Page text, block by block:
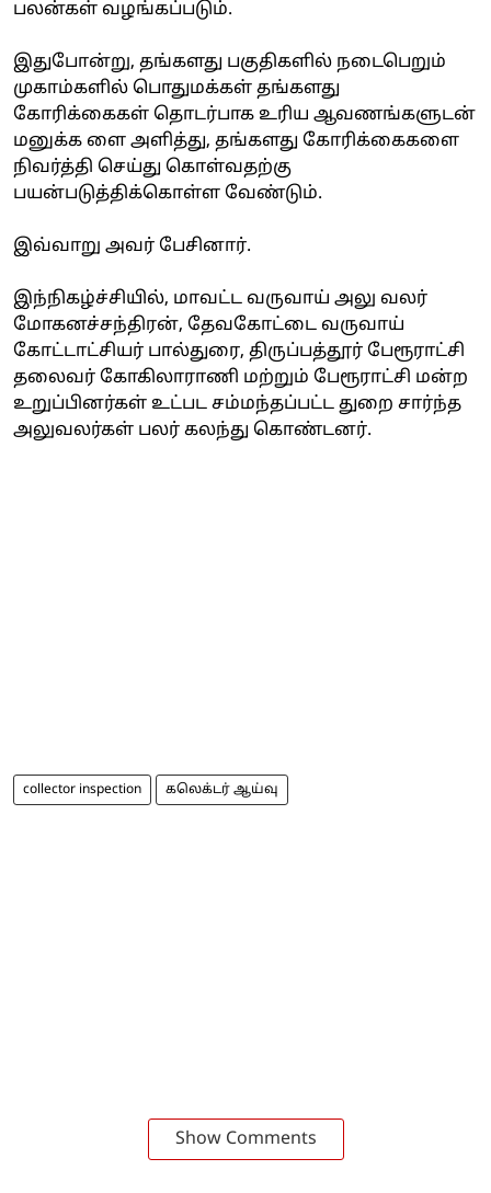
பலன்கள் வழங்கப்படும்.
இதுபோன்று, தங்களது பகுதிகளில் நடைபெறும்
முகாம்களில் பொதுமக்கள் தங்களது
கோரிக்கைகள் தொடர்பாக உரிய ஆவணங்களுடன்
மனுக்க ளை அளித்து, தங்களது கோரிக்கைகளை
நிவர்த்தி செய்து கொள்வதற்கு
பயன்படுத்திக்கொள்ள வேண்டும்.
இவ்வாறு அவர் பேசினார்.
இந்நிகழ்ச்சியில், மாவட்ட வருவாய் அலு வலர்
மோகனச்சந்திரன், தேவகோட்டை வருவாய்
கோட்டாட்சியர் பால்துரை, திருப்பத்தூர் பேரூராட்சி
தலைவர் கோகிலாராணி மற்றும் பேரூராட்சி மன்ற
உறுப்பினர்கள் உட்பட சம்மந்தப்பட்ட துறை சார்ந்த
அலுவலர்கள் பலர் கலந்து கொண்டனர்.
collector inspection கலெக்டர் ஆய்வு
Show Comments